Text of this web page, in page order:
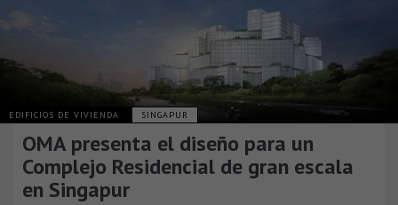
EDIFICIOS DE VIVIENDA SINGAPUR
OMA presenta el diseño para un
Complejo Residencial de gran escala
en Singapur